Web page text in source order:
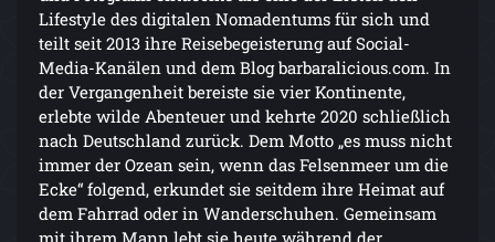
Lifestyle des digitalen Nomadentums für sich und
teilt seit 2013 ihre Reisebegeisterung auf Social-
Media-Kanälen und dem Blog barbaralicious.com. In
der Vergangenheit bereiste sie vier Kontinente,
erlebte wilde Abenteuer und kehrte 2020 schließlich
nach Deutschland zurück. Dem Motto „es muss nicht
immer der Ozean sein, wenn das Felsenmeer um die
Ecke“ folgend, erkundet sie seitdem ihre Heimat auf
dem Fahrrad oder in Wanderschuhen. Gemeinsam